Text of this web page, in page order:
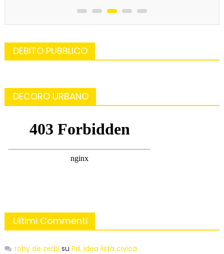
DEBITO PUBBLICO
DECORO URBANO
Ultimi Commenti
roby de zerbi su Pd, idea lista civica